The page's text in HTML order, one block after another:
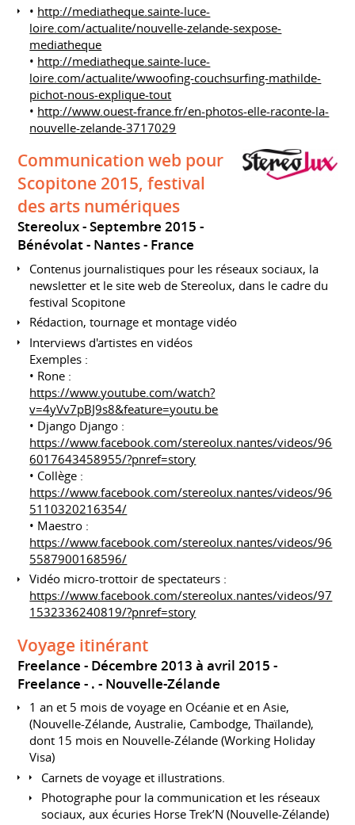
• http://mediatheque.sainte-luce-
loire.com/actualite/nouvelle-zelande-sexpose-
mediatheque
• http://mediatheque.sainte-luce-
loire.com/actualite/wwoofing-couchsurfing-mathilde-
pichot-nous-explique-tout
• http://www.ouest-france.fr/en-photos-elle-raconte-la-
nouvelle-zelande-3717029
Communication web pour
Scopitone 2015, festival
des arts numériques
Stereolux
Septembre 2015
Bénévolat
Nantes France
Contenus journalistiques pour les réseaux sociaux, la
newsletter et le site web de Stereolux, dans le cadre du
festival Scopitone
Rédaction, tournage et montage vidéo
Interviews d'artistes en vidéos
Exemples :
• Rone :
https://www.youtube.com/watch?
v=4yVv7pBJ9s8&feature=youtu.be
• Django Django :
https://www.facebook.com/stereolux.nantes/videos/96
6017643458955/?pnref=story
• Collège :
https://www.facebook.com/stereolux.nantes/videos/96
5110320216354/
• Maestro :
https://www.facebook.com/stereolux.nantes/videos/96
5587900168596/
Vidéo micro-trottoir de spectateurs :
https://www.facebook.com/stereolux.nantes/videos/97
1532336240819/?pnref=story
Voyage itinérant
Freelance
Décembre 2013 à avril 2015
Freelance
. Nouvelle-Zélande
1 an et 5 mois de voyage en Océanie et en Asie,
(Nouvelle-Zélande, Australie, Cambodge, Thaïlande),
dont 15 mois en Nouvelle-Zélande (Working Holiday
Visa)
Carnets de voyage et illustrations.
Photographe pour la communication et les réseaux
sociaux, aux écuries Horse Trek’N (Nouvelle-Zélande)